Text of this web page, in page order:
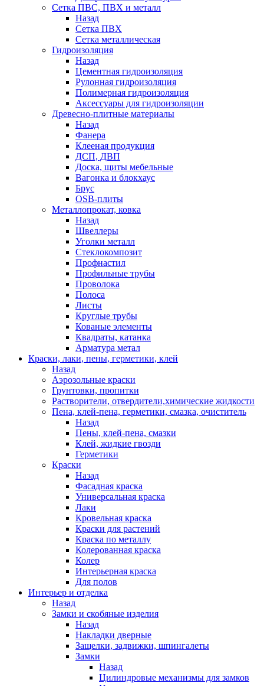
Сетка ПВС, ПВХ и металл
Назад
Сетка ПВХ
Сетка металлическая
Гидроизоляция
Назад
Цементная гидроизоляция
Рулонная гидроизоляция
Полимерная гидроизоляция
Аксессуары для гидроизоляции
Древесно-плитные материалы
Назад
Фанера
Клееная продукция
ДСП, ДВП
Доска, щиты мебельные
Вагонка и блокхаус
Брус
OSB-плиты
Металлопрокат, ковка
Назад
Швеллеры
Уголки металл
Стеклокомпозит
Профнастил
Профильные трубы
Проволока
Полоса
Листы
Круглые трубы
Кованые элементы
Квадраты, катанка
Арматура метал
Краски, лаки, пены, герметики, клей
Назад
Аэрозольные краски
Грунтовки, пропитки
Растворители, отвердители,химические жидкости
Пена, клей-пена, герметики, смазка, очиститель
Назад
Пены, клей-пена, смазки
Клей, жидкие гвозди
Герметики
Краски
Назад
Фасадная краска
Универсальная краска
Лаки
Кровельная краска
Краски для растений
Краска по металлу
Колерованная краска
Колер
Интерьерная краска
Для полов
Интерьер и отделка
Назад
Замки и скобяные изделия
Назад
Накладки дверные
Защелки, задвижки, шпингалеты
Замки
Назад
Цилиндровые механизмы для замков